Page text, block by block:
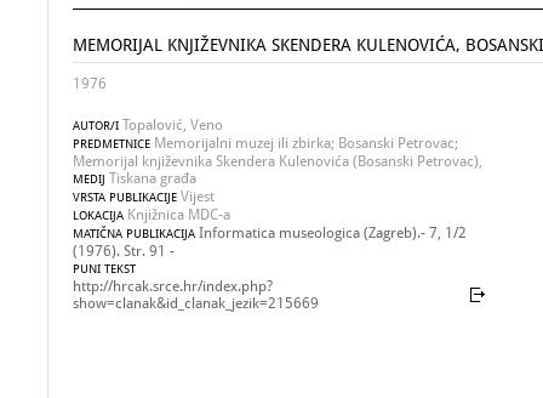
MEMORIJAL KNJIŽEVNIKA SKENDERA KULENOVIĆA,
1976
AUTOR/I Topalović, Veno
PREDMETNICE Memorijalni muzej ili zbirka; Bosanski Petrovac;
Memorijal književnika Skendera Kulenovića (Bosanski Petrovac),
MEDIJ Tiskana građa
VRSTA PUBLIKACIJE Vijest
LOKACIJA Knjižnica MDC-a
MATIČNA PUBLIKACIJA Informatica museologica (Zagreb).- 7, 1/2
(1976). Str. 91 -
PUNI TEKST
http://hrcak.srce.hr/index.php?
show=clanak&id_clanak_jezik=215669